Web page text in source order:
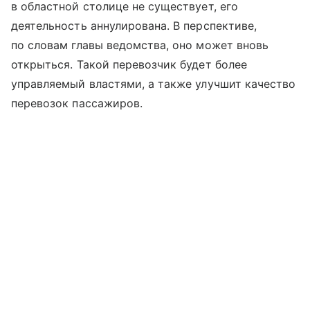
в областной столице не существует, его
деятельность аннулирована. В перспективе,
по словам главы ведомства, оно может вновь
открыться. Такой перевозчик будет более
управляемый властями, а также улучшит качество
перевозок пассажиров.